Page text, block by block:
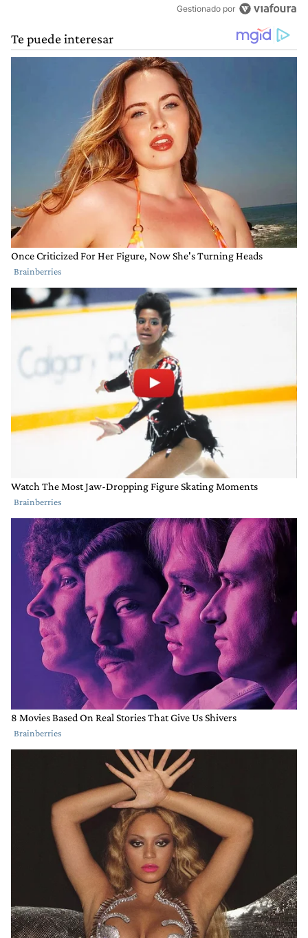
Gestionado por